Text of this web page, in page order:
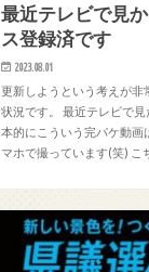
最近テレビで見
ス登録済です
2023.08.01
更新しようという考えが非
状況です。 最近テレビで
本的にこういう完パケ動画
マホで撮っています(笑) こ